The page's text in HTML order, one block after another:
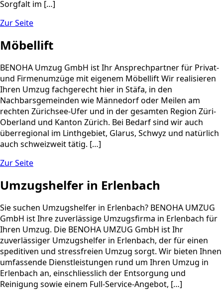
Sorgfalt im […]
Zur Seite
Möbellift
BENOHA Umzug GmbH ist Ihr Ansprechpartner für Privat-
und Firmenumzüge mit eigenem Möbellift Wir realisieren
Ihren Umzug fachgerecht hier in Stäfa, in den
Nachbarsgemeinden wie Männedorf oder Meilen am
rechten Zürichsee-Ufer und in der gesamten Region Züri-
Oberland und Kanton Zürich. Bei Bedarf sind wir auch
überregional im Linthgebiet, Glarus, Schwyz und natürlich
auch schweizweit tätig. […]
Zur Seite
Umzugshelfer in Erlenbach
Sie suchen Umzugshelfer in Erlenbach? BENOHA UMZUG
GmbH ist Ihre zuverlässige Umzugsfirma in Erlenbach für
Ihren Umzug. Die BENOHA UMZUG GmbH ist Ihr
zuverlässiger Umzugshelfer in Erlenbach, der für einen
speditiven und stressfreien Umzug sorgt. Wir bieten Ihnen
umfassende Dienstleistungen rund um Ihren Umzug in
Erlenbach an, einschliesslich der Entsorgung und
Reinigung sowie einem Full-Service-Angebot, […]